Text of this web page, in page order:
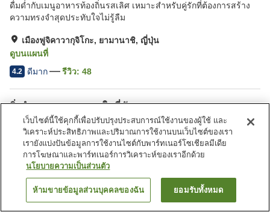
ดื่มด่ำกับเมนูอาหารท้องถิ่นรสเลิศ เหมาะสำหรับคู่รักที่ต้องการสร้าง
ความทรงจำสุดประทับใจไม่รู้ลืม
เมืองฟูจิคาวากุจิโกะ, ยามานาชิ, ญี่ปุ่น
ดูบนแผนที่
4.2 ดีมาก รีวิว: 48
สิ่งอำนวยความสะดวกในที่พัก
ที่จอดรถ
ร้านอาหาร
เลานจ์
ตู้จำหน่ายอัตโนมัติ
หน้าแรก ญี่ปุ่น ยามานาชิ
Auberge Mermaid
ค้นหาห้องพัก
เว็บไซต์นี้ใช้คุกกี้เพื่อปรับปรุงประสบการณ์ใช้งานของผู้ใช้ และ
วิเคราะห์ประสิทธิภาพและปริมาณการใช้งานบนเว็บไซต์ของเรา
เรายังแบ่งปันข้อมูลการใช้งานไซต์กับพาร์ทเนอร์โซเชียลมีเดีย
การโฆษณาและพาร์ทเนอร์การวิเคราะห์ของเราอีกด้วย
นโยบายความเป็นส่วนตัว
ห้ามขายข้อมูลส่วนบุคคลของฉัน ยอมรับทั้งหมด